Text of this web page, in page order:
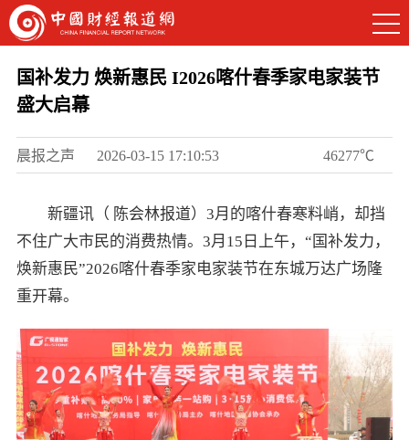
国补发力 焕新惠民 I2026喀什春季家电家装节
盛大启幕
晨报之声 2026-03-15 17:10:53 46277℃
新疆讯（ 陈会林报道）3月的喀什春寒料峭，却挡
不住广大市民的消费热情。3月15日上午，“国补发力，
焕新惠民”2026喀什春季家电家装节在东城万达广场隆
重开幕。